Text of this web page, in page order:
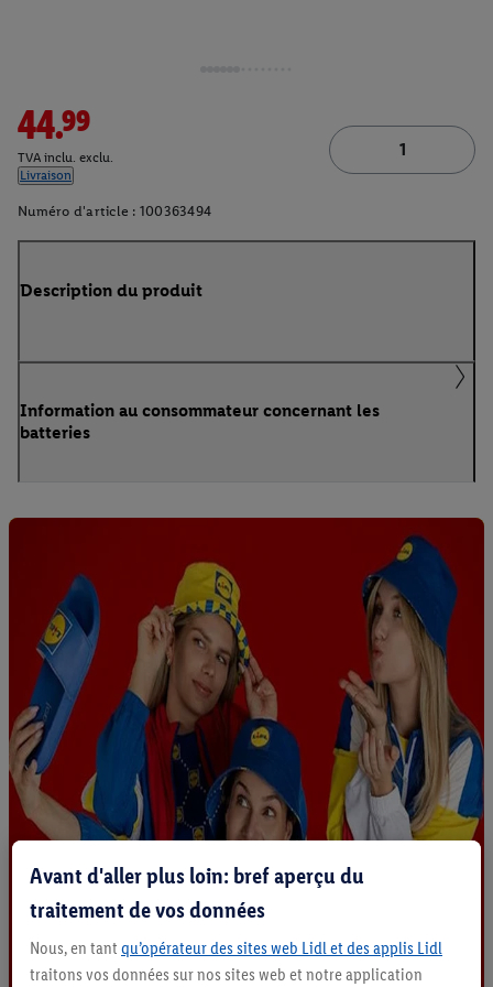
44.99
TVA inclu. exclu.
Livraison
Numéro d'article : 100363494
Description du produit
Information au consommateur concernant les
batteries
Avant d'aller plus loin: bref aperçu du
traitement de vos données
Nous, en tant qu’opérateur des sites web Lidl et des applis Lidl
traitons vos données sur nos sites web et notre application